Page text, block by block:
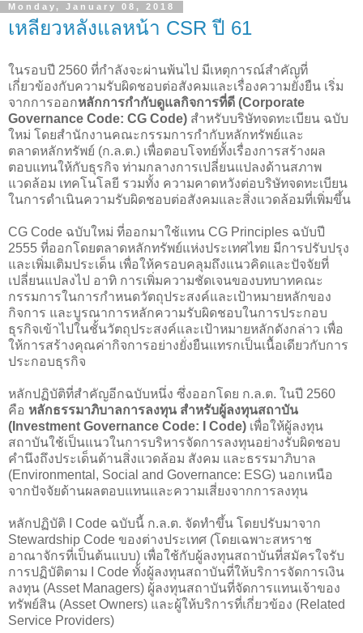
Monday, January 08, 2018
เหลียวหลังแลหน้า CSR ปี 61
ในรอบปี 2560 ที่กำลังจะผ่านพ้นไป มีเหตุการณ์สำคัญที่
เกี่ยวข้องกับความรับผิดชอบต่อสังคมและเรื่องความยั่งยืน เริ่ม
จากการออกหลักการกำกับดูแลกิจการที่ดี (Corporate
Governance Code: CG Code) สำหรับบริษัทจดทะเบียน ฉบับ
ใหม่ โดยสำนักงานคณะกรรมการกำกับหลักทรัพย์และ
ตลาดหลักทรัพย์ (ก.ล.ต.) เพื่อตอบโจทย์ทั้งเรื่องการสร้างผล
ตอบแทนให้กับธุรกิจ ท่ามกลางการเปลี่ยนแปลงด้านสภาพ
แวดล้อม เทคโนโลยี รวมทั้ง ความคาดหวังต่อบริษัทจดทะเบียน
ในการดำเนินความรับผิดชอบต่อสังคมและสิ่งแวดล้อมที่เพิ่มขึ้น
CG Code ฉบับใหม่ ที่ออกมาใช้แทน CG Principles ฉบับปี
2555 ที่ออกโดยตลาดหลักทรัพย์แห่งประเทศไทย มีการปรับปรุง
และเพิ่มเติมประเด็น เพื่อให้ครอบคลุมถึงแนวคิดและปัจจัยที่
เปลี่ยนแปลงไป อาทิ การเพิ่มความชัดเจนของบทบาทคณะ
กรรมการในการกำหนดวัตถุประสงค์และเป้าหมายหลักของ
กิจการ และบูรณาการหลักความรับผิดชอบในการประกอบ
ธุรกิจเข้าไปในชั้นวัตถุประสงค์และเป้าหมายหลักดังกล่าว เพื่อ
ให้การสร้างคุณค่ากิจการอย่างยั่งยืนแทรกเป็นเนื้อเดียวกับการ
ประกอบธุรกิจ
หลักปฏิบัติที่สำคัญอีกฉบับหนึ่ง ซึ่งออกโดย ก.ล.ต. ในปี 2560
คือ หลักธรรมาภิบาลการลงทุน สำหรับผู้ลงทุนสถาบัน
(Investment Governance Code: I Code) เพื่อให้ผู้ลงทุน
สถาบันใช้เป็นแนวในการบริหารจัดการลงทุนอย่างรับผิดชอบ
คำนึงถึงประเด็นด้านสิ่งแวดล้อม สังคม และธรรมาภิบาล
(Environmental, Social and Governance: ESG) นอกเหนือ
จากปัจจัยด้านผลตอบแทนและความเสี่ยงจากการลงทุน
หลักปฏิบัติ I Code ฉบับนี้ ก.ล.ต. จัดทำขึ้น โดยปรับมาจาก
Stewardship Code ของต่างประเทศ (โดยเฉพาะสหราช
อาณาจักรที่เป็นต้นแบบ) เพื่อใช้กับผู้ลงทุนสถาบันที่สมัครใจรับ
การปฏิบัติตาม I Code ทั้งผู้ลงทุนสถาบันที่ให้บริการจัดการเงิน
ลงทุน (Asset Managers) ผู้ลงทุนสถาบันที่จัดการแทนเจ้าของ
ทรัพย์สิน (Asset Owners) และผู้ให้บริการที่เกี่ยวข้อง (Related
Service Providers)